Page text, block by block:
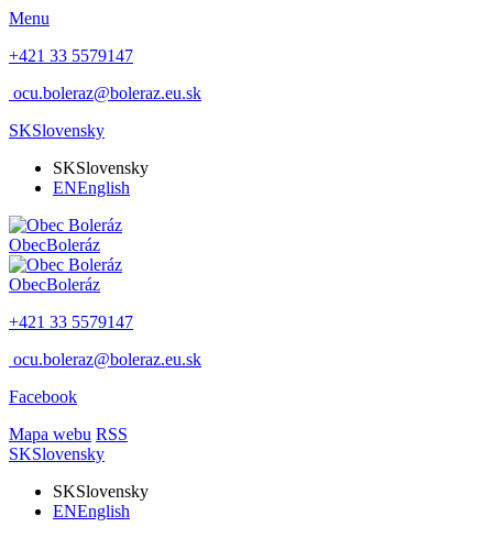
Menu
+421 33 5579147
ocu.boleraz@boleraz.eu.sk
SKSlovensky
SKSlovensky
ENEnglish
ObecBoleráz
ObecBoleráz
+421 33 5579147
ocu.boleraz@boleraz.eu.sk
Facebook
Mapa webu RSS
SKSlovensky
SKSlovensky
ENEnglish